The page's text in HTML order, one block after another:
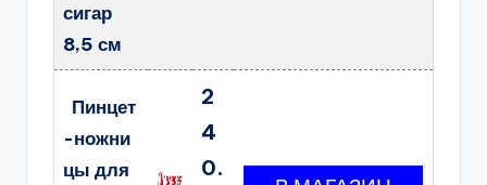
сигар
8,5 см
Пинцет
-ножни
цы для
2
4
0.